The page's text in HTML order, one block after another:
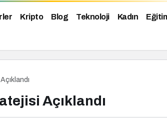
Kripto Blog Teknoloji Kadın
Açıklandı